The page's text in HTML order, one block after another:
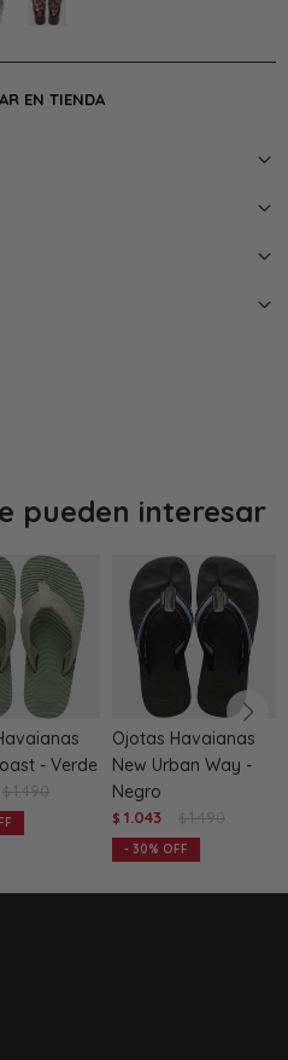
EN TIENDA
pueden interesar
- Verde
$ 1.490
Ojotas Havaianas
New Urban Way -
Negro
$ 1.043 $ 1.490
30